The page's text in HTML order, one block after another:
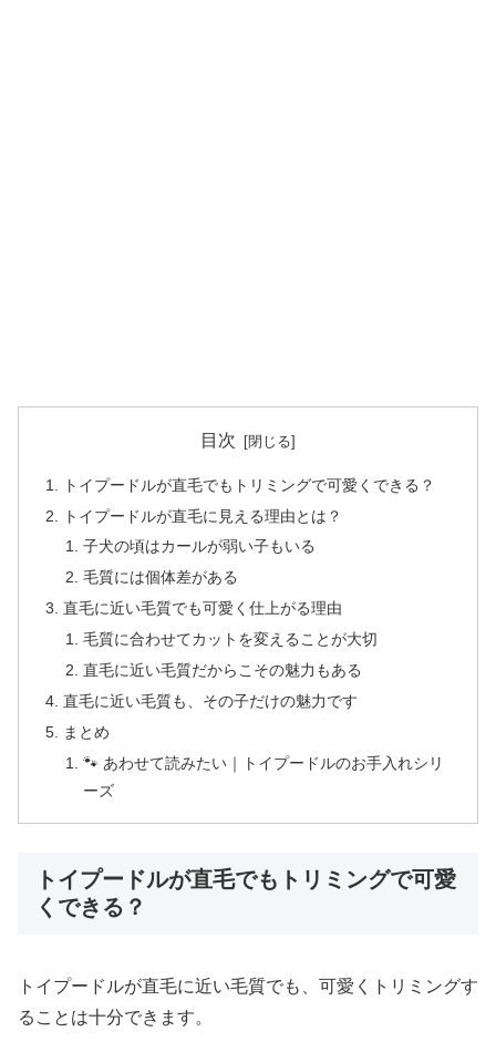
目次
トイプードルが直毛でもトリミングで可愛くできる？
トイプードルが直毛に見える理由とは？
子犬の頃はカールが弱い子もいる
毛質には個体差がある
直毛に近い毛質でも可愛く仕上がる理由
毛質に合わせてカットを変えることが大切
直毛に近い毛質だからこその魅力もある
直毛に近い毛質も、その子だけの魅力です
まとめ
🐾 あわせて読みたい｜トイプードルのお手入れシリ
ーズ
トイプードルが直毛でもトリミングで可愛
くできる？
トイプードルが直毛に近い毛質でも、可愛くトリミングす
ることは十分できます。